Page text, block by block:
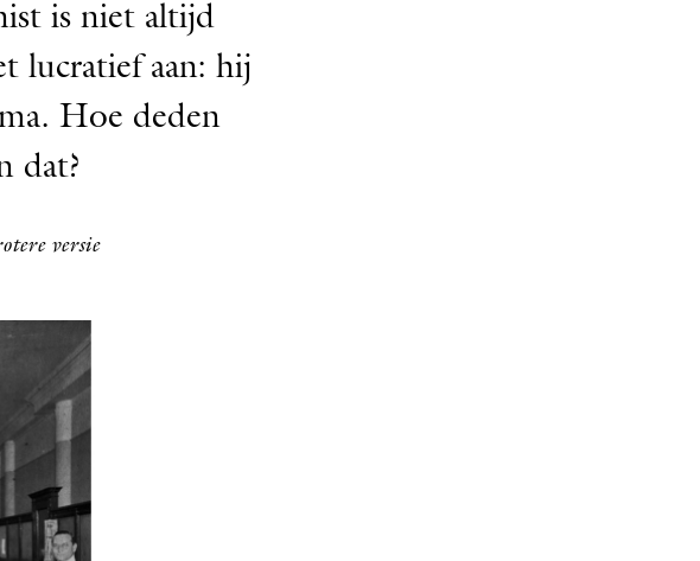
is niet altijd
lucratief aan: hij
Hoe deden
dat?
versie